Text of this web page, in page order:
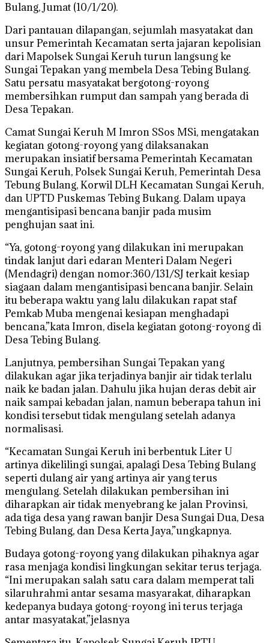
Bulang, Jumat (10/1/20).
Dari pantauan dilapangan, sejumlah masyatakat dan
unsur Pemerintah Kecamatan serta jajaran kepolisian
dari Mapolsek Sungai Keruh turun langsung ke
Sungai Tepakan yang membela Desa Tebing Bulang.
Satu persatu masyatakat bergotong-royong
membersihkan rumput dan sampah yang berada di
Desa Tepakan.
Camat Sungai Keruh M Imron SSos MSi, mengatakan
kegiatan gotong-royong yang dilaksanakan
merupakan insiatif bersama Pemerintah Kecamatan
Sungai Keruh, Polsek Sungai Keruh, Pemerintah Desa
Tebung Bulang, Korwil DLH Kecamatan Sungai Keruh,
dan UPTD Puskemas Tebing Bukang. Dalam upaya
mengantisipasi bencana banjir pada musim
penghujan saat ini.
“Ya, gotong-royong yang dilakukan ini merupakan
tindak lanjut dari edaran Menteri Dalam Negeri
(Mendagri) dengan nomor:360/131/SJ terkait kesiap
siagaan dalam mengantisipasi bencana banjir. Selain
itu beberapa waktu yang lalu dilakukan rapat staf
Pemkab Muba mengenai kesiapan menghadapi
bencana,”kata Imron, disela kegiatan gotong-royong di
Desa Tebing Bulang.
Lanjutnya, pembersihan Sungai Tepakan yang
dilakukan agar jika terjadinya banjir air tidak terlalu
naik ke badan jalan. Dahulu jika hujan deras debit air
naik sampai kebadan jalan, namun beberapa tahun ini
kondisi tersebut tidak mengulang setelah adanya
normalisasi.
“Kecamatan Sungai Keruh ini berbentuk Liter U
artinya dikelilingi sungai, apalagi Desa Tebing Bulang
seperti dulang air yang artinya air yang terus
mengulang. Setelah dilakukan pembersihan ini
diharapkan air tidak menyebrang ke jalan Provinsi,
ada tiga desa yang rawan banjir Desa Sungai Dua, Desa
Tebing Bulang, dan Desa Kerta Jaya,”ungkapnya.
Budaya gotong-royong yang dilakukan pihaknya agar
rasa menjaga kondisi lingkungan sekitar terus terjaga.
“Ini merupakan salah satu cara dalam memperat tali
silaruhrahmi antar sesama masyarakat, diharapkan
kedepanya budaya gotong-royong ini terus terjaga
antar masyatakat,”jelasnya